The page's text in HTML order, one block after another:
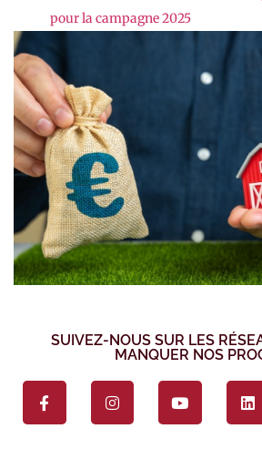
pour la campagne 2025
SUIVEZ-NOUS SUR LES
MANQUER NOS